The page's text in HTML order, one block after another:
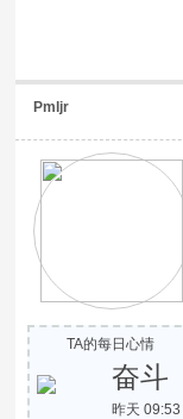
Pmljr
TA的每日心情
奋斗
昨天 09:53